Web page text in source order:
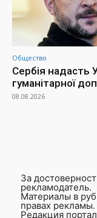
Общество
Сербія надасть
гуманітарної
08.08.2026
За
рекламодатель.
Материалы в
правах рекламы.
Редакция